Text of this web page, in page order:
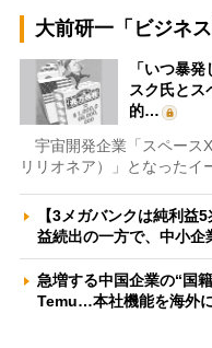
大前研一「ビジネ
「いつ暴
スク氏とス
的…
宇宙開発企業「スペース
リリオネア）」となった
【3メガバンクは純利益
益続出の一方で、中小
急増する中国企業の“国
Temu…本社機能を海外